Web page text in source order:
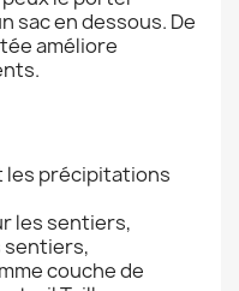
sac en dessous. De
améliore
les précipitations
les sentiers,
sentiers,
couche de